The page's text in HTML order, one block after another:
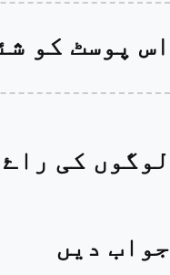
اس پوسٹ کو
لوگوں کی راۓ
جواب دیں